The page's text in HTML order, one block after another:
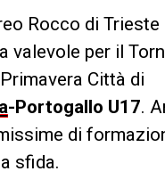
Rocco di Trieste
valevole per il
Città di
-Portogallo U17.
di
sfida.